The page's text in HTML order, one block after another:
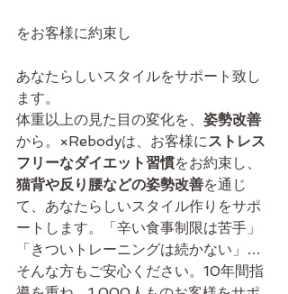
をお客様に約束し
あなたらしいスタイルをサポート致し
ます。
体重以上の見た目の変化を、 姿勢改善
から。×Rebodyは、お客様に ストレス
フリーなダイエット習慣をお約束し、
猫背や反り腰などの姿勢改善を通じ
て、あなたらしいスタイル作りをサポ
ートします。「辛い食事制限は苦手」
「きついトレーニングは続かない」…
そんな方もご安心ください。10年間指